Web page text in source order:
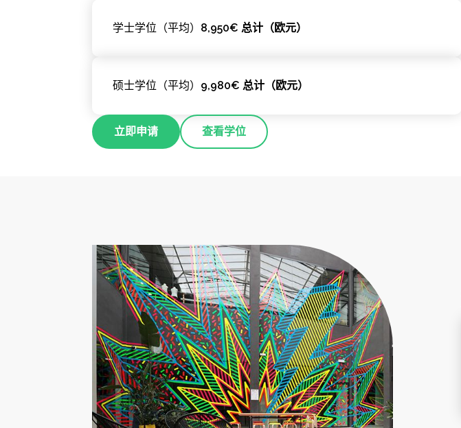
学士学位（平均） 8,950€ 总计（欧元）
硕士学位（平均） 9,980€ 总计（欧元）
立即申请 查看学位